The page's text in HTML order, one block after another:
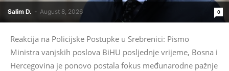
Salim D. - August 8, 2026 0
Reakcija na Policijske Postupke u Srebrenici: Pismo
Ministra vanjskih poslova BiHU posljednje vrijeme, Bosna i
Hercegovina je ponovo postala fokus međunarodne pažnje